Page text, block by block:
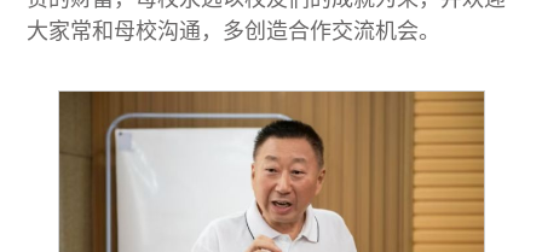
大家常和母校沟通，多创造合作交流机会。